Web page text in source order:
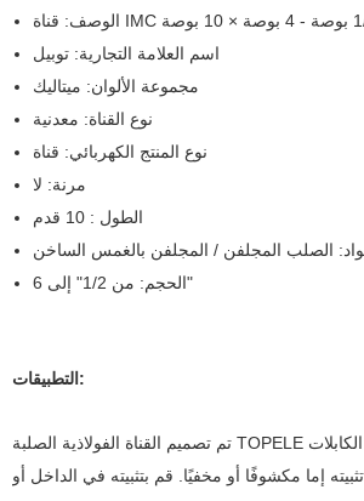
اسم العلامة التجارية: توبيل
مجموعة الألوان: ميتاليك
نوع القناة: معدنية
نوع المنتج الكهربائي: قناة
مرنة: لا
الطول : 10 قدم
الصلب المجلفن / المجلفن بالغمس الساخن
الحجم: من 1/2" إلى 6"
التطبيقات:
تم تصميم القناة الفولاذية الصلبة TOPELE لحماية وتوجيه الكابلات
إما مكشوفًا أو مخفيًا. قم بتثبيته في الداخل أو